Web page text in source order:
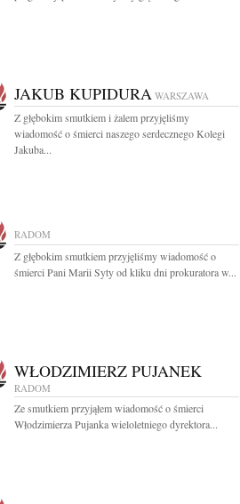
JAKUB KUPIDURA WARSZAWA
Z głębokim smutkiem i żalem przyjęliśmy
wiadomość o śmierci naszego serdecznego Kolegi
Jakuba...
RADOM
Z głębokim smutkiem przyjęliśmy wiadomość o
śmierci Pani Marii Syty od kliku dni prokuratora w...
WŁODZIMIERZ PUJANEK
RADOM
Ze smutkiem przyjąłem wiadomość o śmierci
Włodzimierza Pujanka wieloletniego dyrektora...